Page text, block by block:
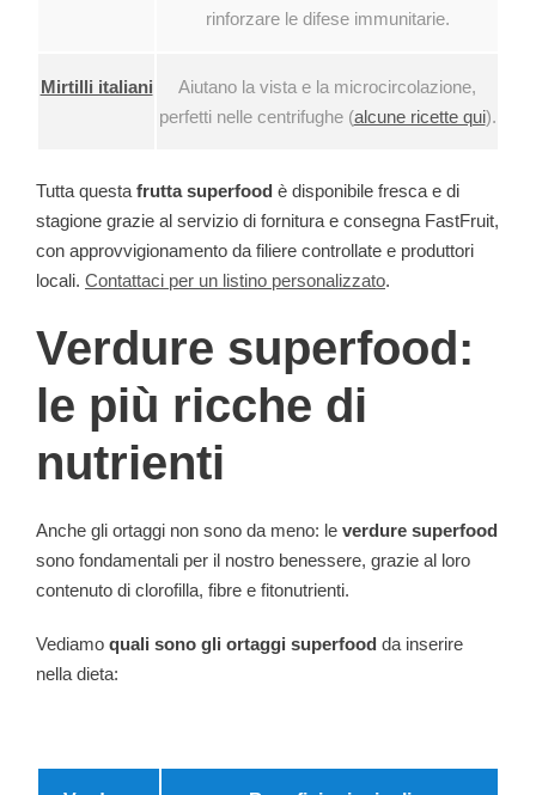
rinforzare le difese immunitarie.
Mirtilli italiani
Aiutano la vista e la microcircolazione,
perfetti nelle centrifughe (alcune ricette qui).
Tutta questa frutta superfood è disponibile fresca e di
stagione grazie al servizio di fornitura e consegna FastFruit,
con approvvigionamento da filiere controllate e produttori
locali. Contattaci per un listino personalizzato.
Verdure superfood:
le più ricche di
nutrienti
Anche gli ortaggi non sono da meno: le verdure superfood
sono fondamentali per il nostro benessere, grazie al loro
contenuto di clorofilla, fibre e fitonutrienti.
Vediamo quali sono gli ortaggi superfood da inserire
nella dieta: